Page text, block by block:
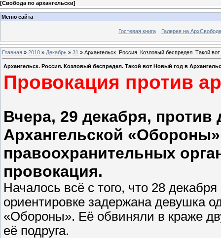
[Свобода по архангельски]
Меню сайта
Гостевая книга Галерея на АрхСвободе
Главная » 2010 » Декабрь » 31 » Архангельск. Россия. Козловый беспредел. Такой
Архангельск. Россия. Козловый беспредел. Такой вот Новый год в
Провокация против
Вчера, 29 декабря, против
Архангельской
правоохранительных
провокация.
Началось всё с того, что 28
ориентировке задержана девушка
«Обороны». Её обвиняли в краже
её подруга.